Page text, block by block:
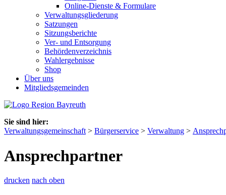
Online-Dienste & Formulare
Verwaltungsgliederung
Satzungen
Sitzungsberichte
Ver- und Entsorgung
Behördenverzeichnis
Wahlergebnisse
Shop
Über uns
Mitgliedsgemeinden
Sie sind hier:
Verwaltungsgemeinschaft > Bürgerservice > Verwaltung >
Ansprechpartner
drucken nach oben